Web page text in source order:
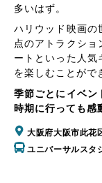
多いはず。
ハリウッド映画の
点のアトラクショ
ートといった人気
を楽しむことがで
季節ごとにイベン
時期に行っても感
大阪府大阪市此花
ユニバーサルスタ